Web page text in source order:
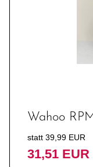
Wahoo
statt 39,99 EUR
31,51 EUR